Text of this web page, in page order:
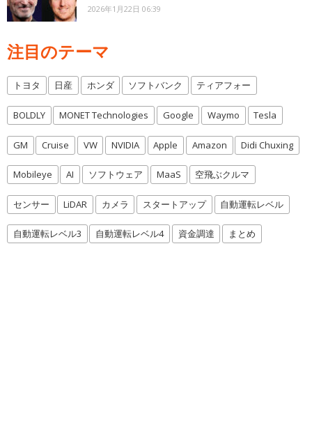
2026年1月22日 06:39
注目のテーマ
トヨタ 日産 ホンダ ソフトバンク ティアフォー
BOLDLY MONET Technologies Google Waymo Tesla
GM Cruise VW NVIDIA Apple Amazon Didi Chuxing
Mobileye AI ソフトウェア MaaS 空飛ぶクルマ
センサー LiDAR カメラ スタートアップ 自動運転レベル
自動運転レベル3 自動運転レベル4 資金調達 まとめ